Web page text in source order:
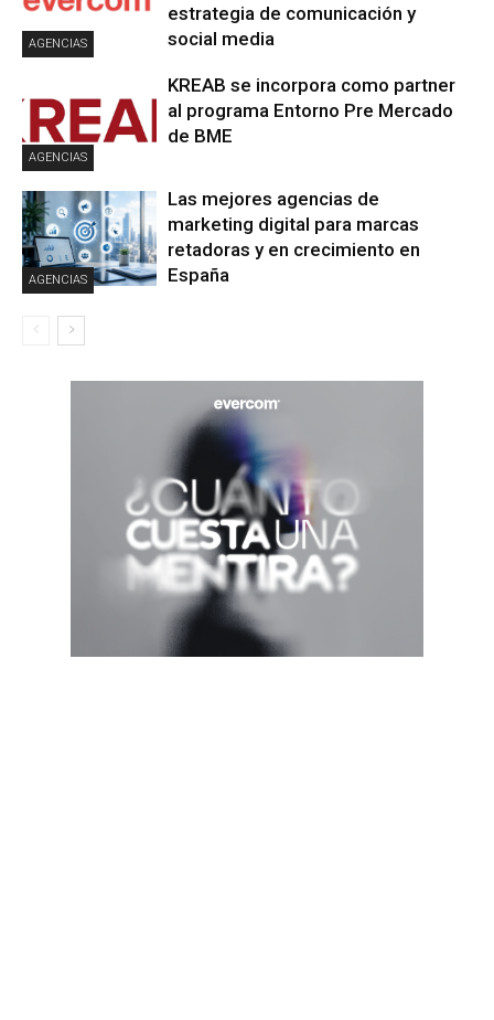
AGENCIAS
estrategia de comunicación y
social media
AGENCIAS
KREAB se incorpora como partner
al programa Entorno Pre Mercado
de BME
AGENCIAS
Las mejores agencias de
marketing digital para marcas
retadoras y en crecimiento en
España